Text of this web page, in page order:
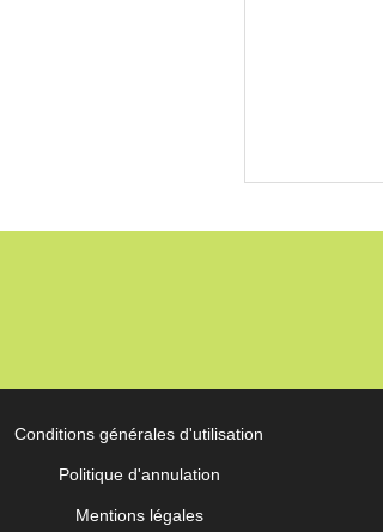
Conditions générales d'utilisation
Politique d'annulation
Mentions légales